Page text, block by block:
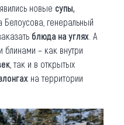
новые супы,
Белоусова, генеральный
блюда на углях . А
блинами – как внутри
, так и в открытых
на территории